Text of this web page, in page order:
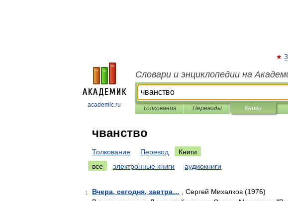
academic.ru
Словари и энциклопедии на
Толкования Переводы Книги
чванство
Толкование Перевод
Книги
все
электронные книги аудиокниги
1 Вчера, сегодня, завтра… , Сергей Михалков (1976)